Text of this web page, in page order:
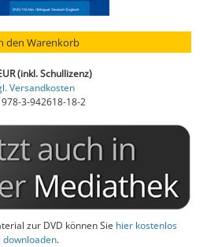
den Warenkorb
(inkl. Schullizenz)
Versandkosten
978-3-942618-18-2
zur DVD können Sie hier kostenlos
downloaden.